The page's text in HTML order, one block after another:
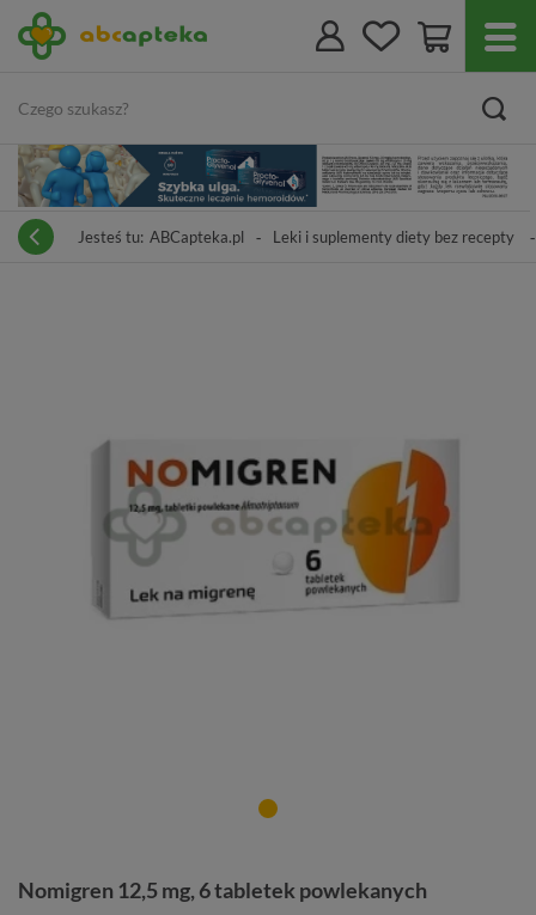
Jesteś tu: ABCapteka.pl Leki i suplementy diety bez recepty
Nomigren 12,5 mg, 6 tabletek powlekanych